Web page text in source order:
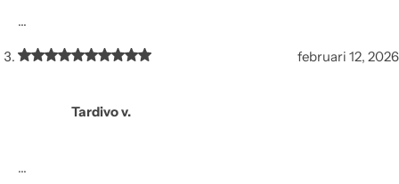
…
februari 12, 2026
Tardivo v.
…